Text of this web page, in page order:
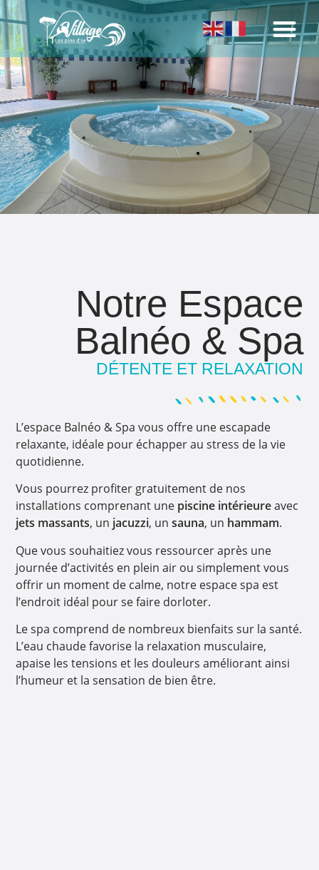
Notre Espace
Balnéo & Spa
DÉTENTE ET RELAXATION
L’espace Balnéo & Spa vous offre une escapade
relaxante, idéale pour échapper au stress de la vie
quotidienne.
Vous pourrez profiter gratuitement de nos
installations comprenant une piscine intérieureavec
jets massants, un jacuzzi, unsauna, un hammam.
Que vous souhaitiez vous ressourcer après une
journée d’activités en plein air ou simplement vous
offrir un moment de calme, notre espace spa est
l’endroit idéal pour se faire dorloter.
Le spa comprend de nombreux bienfaits sur la santé.
L’eau chaude favorise la relaxation musculaire,
apaise les tensions et les douleurs améliorant ainsi
l’humeur et la sensation de bien être.